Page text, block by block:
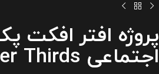
پروژه افتر
اجتماعی Social Media Lower Thirds